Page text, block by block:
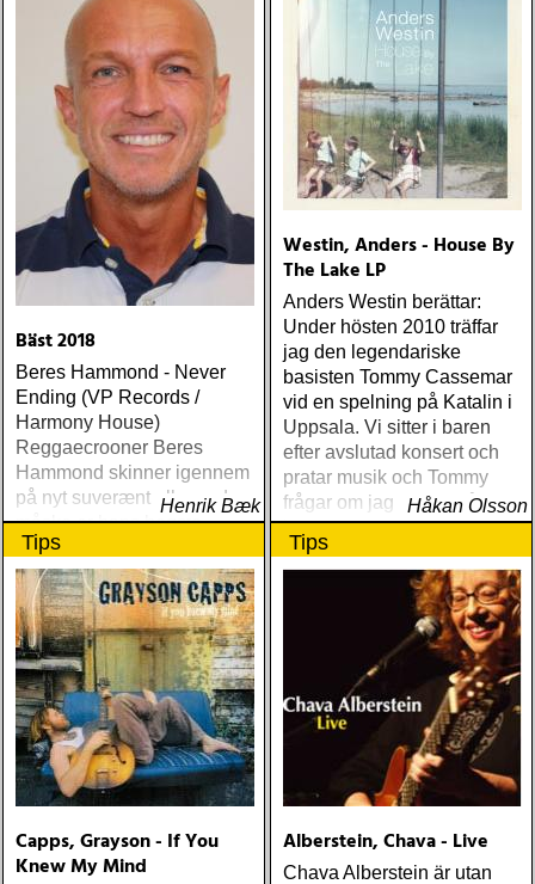
Bäst 2018
Beres Hammond - Never
Ending (VP Records /
Harmony House)
Reggaecrooner Beres
Hammond skinner igennem
på nyt suverænt album, der
måske er hans bedste
gennem tiderne
Henrik Bæk
Westin, Anders - House By
The Lake LP
Anders Westin berättar:
Under hösten 2010 träffar
jag den legendariske
basisten Tommy Cassemar
vid en spelning på Katalin i
Uppsala. Vi sitter i baren
efter avslutad konsert och
pratar musik och Tommy
frågar om jag spelar något
instrument
Håkan Olsson
Tips
Capps, Grayson - If You
Knew My Mind
Tips
Alberstein, Chava - Live
Chava Alberstein är utan